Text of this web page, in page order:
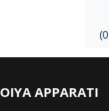
APPARATI